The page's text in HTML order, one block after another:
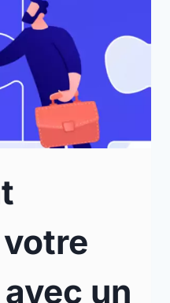
un